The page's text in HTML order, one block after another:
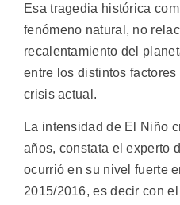
Esa tragedia histórica
fenómeno natural, no
recalentamiento del
entre los distintos
crisis actual.
La intensidad de El Niño
años, constata el experto
ocurrió en su nivel fuerte
2015/2016, es decir con